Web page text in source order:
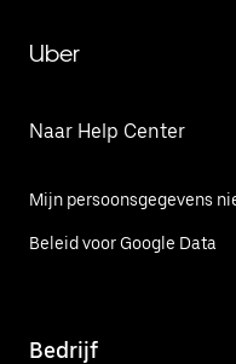
Uber
Naar Help Center
Mijn persoonsgegevens
Beleid voor Google Data
Bedrijf